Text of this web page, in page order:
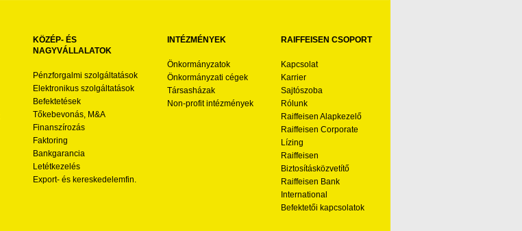
KÖZÉP- ÉS
NAGYVÁLLALATOK
Pénzforgalmi szolgáltatások
Elektronikus szolgáltatások
Befektetések
Tőkebevonás, M&A
Finanszírozás
Faktoring
Bankgarancia
Letétkezelés
Export- és kereskedelemfin.
INTÉZMÉNYEK
Önkormányzatok
Önkormányzati cégek
Társasházak
Non-profit intézmények
RAIFFEISEN CSOPORT
Kapcsolat
Karrier
Sajtószoba
Rólunk
Raiffeisen Alapkezelő
Raiffeisen Corporate
Lízing
Raiffeisen
Biztosításközvetítő
Raiffeisen Bank
International
Befektetői kapcsolatok